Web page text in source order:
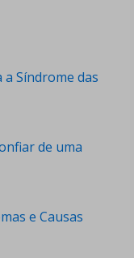
a Síndrome das
de uma
e Causas